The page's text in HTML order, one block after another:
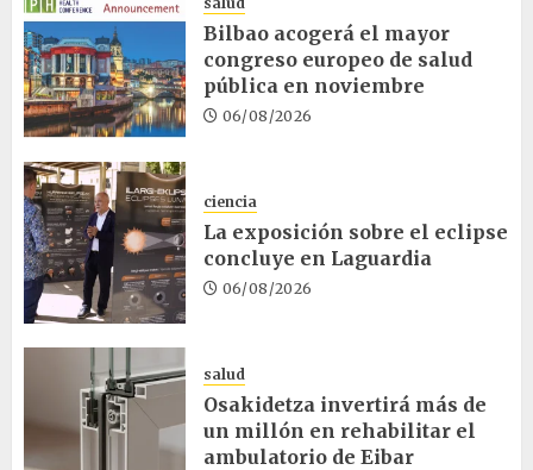
Bilbao acogerá el mayor
congreso europeo de salud
pública en noviembre
06/08/2026
ciencia
La exposición sobre el eclipse
concluye en Laguardia
06/08/2026
salud
Osakidetza invertirá más de
un millón en rehabilitar el
ambulatorio de Eibar